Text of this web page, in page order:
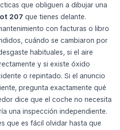
que obliguen a dibujar una
207 que tienes delante.
con facturas o libro
cuándo se cambiaron por
habituales, si el aire
y si existe óxido
o repintado. Si el anuncio
pregunta exactamente qué
dice que el coche no necesita
una inspección independiente.
que es fácil olvidar hasta que